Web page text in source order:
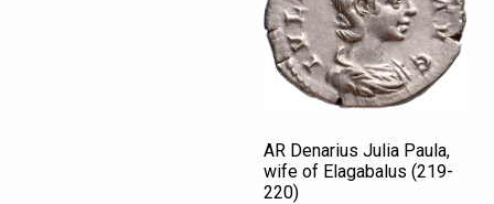
AR Denarius Julia Paula,
wife of Elagabalus (219-
220)